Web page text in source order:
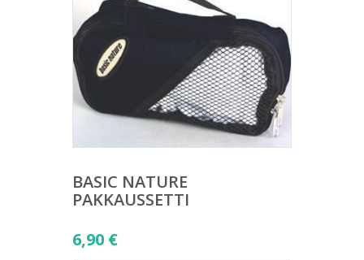
BASIC NATURE
PAKKAUSSETTI
6,90 €